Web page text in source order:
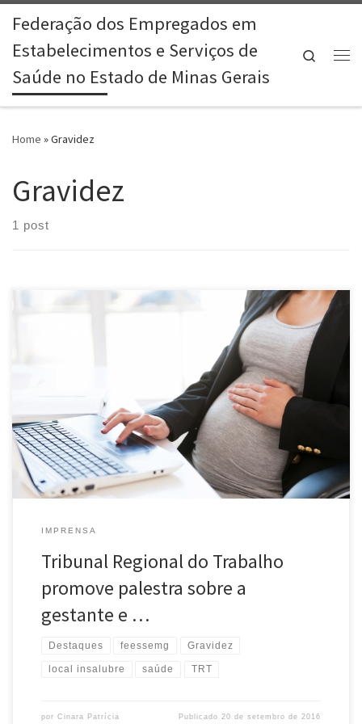
Skip to content
Federação dos Empregados em
Estabelecimentos e Serviços de
Saúde no Estado de Minas Gerais
Search
Home »Gravidez
Gravidez
1 post
A Escola Judicial do TRT3 promove a palestra “A gestante e o
trabalho insalubre – nova Lei 13.287/2016”, no dia 28 de
setembro, às 16h, no auditório do edifício sede do TRT3 (10º
andar da Av. Getúlio Vargas, 225). O palestrante será o
Desembargador do Tribunal Regional da Terceira Região, […]
IMPRENSA
Tribunal Regional do Trabalho
promove palestra sobre a
gestante e …
Destaques feessemg Gravidez
local insalubre saúde TRT
por Cinara Patrícia Publicado20 de setembro de 2016